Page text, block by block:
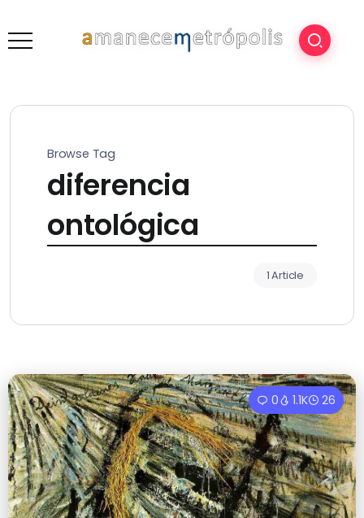
Browse Tag
diferencia
ontológica
1 Article
0 1.1K 26